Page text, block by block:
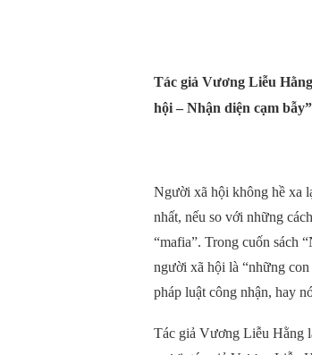
Tác giả Vương Liễu
hội – Nhận diện cạm
Người xã hội không hề xa
nhất, nếu so với những
“mafia”. Trong cuốn sách
người xã hội là “những
pháp luật công nhận, hay
Tác giả Vương Liễu Hằng